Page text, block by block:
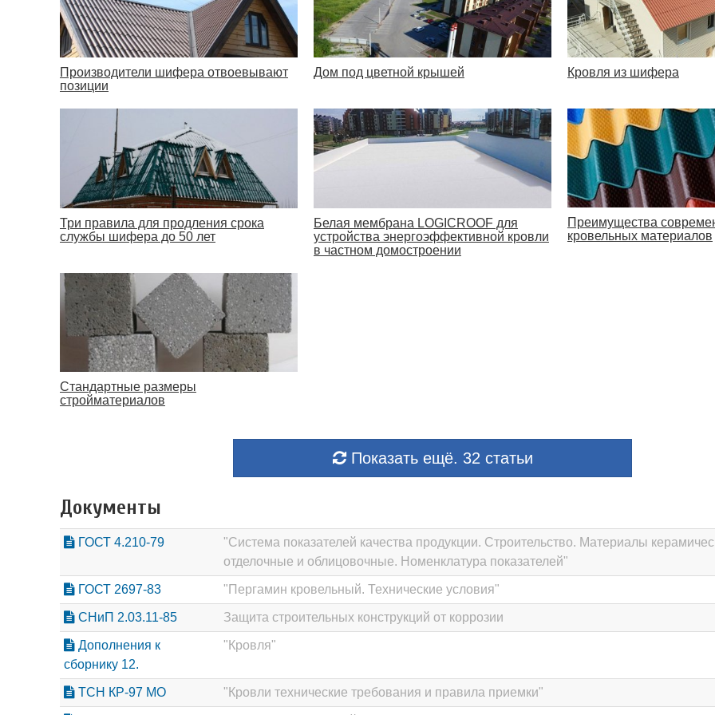
Производители шифера отвоевывают
позиции
Дом под цветной крышей Кровля из шифера
Три правила для продления срока
службы шифера до 50 лет
Белая мембрана LOGICROOF для
устройства энергоэффективной кровли
в частном домостроении
Преимущества
кровельных материалов
Стандартные размеры
стройматериалов
Показать ещё. 32 статьи
Документы
ГОСТ 4.210-79
"Система показателей качества продукции. Строительство. Материалы
отделочные и облицовочные. Номенклатура показателей"
ГОСТ 2697-83 "Пергамин кровельный. Технические условия"
СНиП 2.03.11-85 Защита строительных конструкций от коррозии
Дополнения к
сборнику 12.
"Кровля"
ТСН КР-97 МО "Кровли технические требования и правила приемки"